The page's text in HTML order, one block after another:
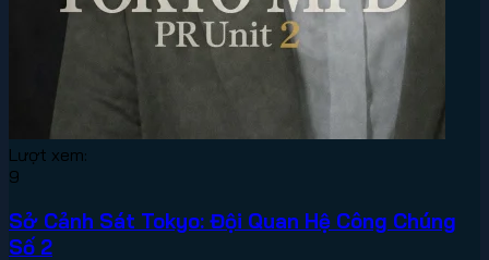
Lượt xem:
9
Sở Cảnh Sát Tokyo: Đội Quan Hệ Công Chúng
Số 2